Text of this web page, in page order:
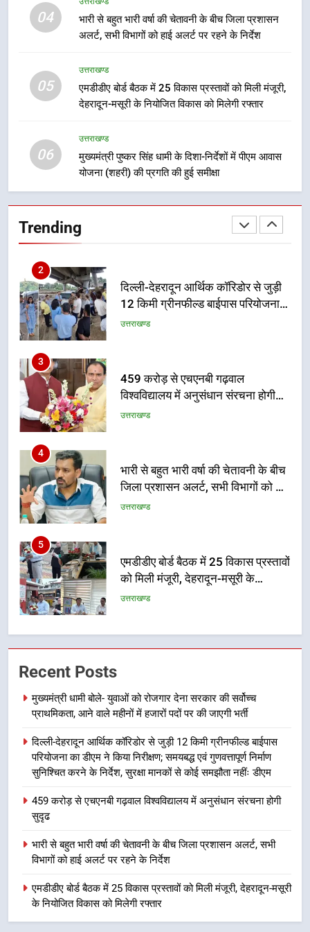
04
भारी से बहुत भारी वर्षा की चेतावनी के बीच जिला प्रशासन
अलर्ट, सभी विभागों को हाई अलर्ट पर रहने के निर्देश
05
उत्तराखण्ड
एमडीडीए बोर्ड बैठक में 25 विकास प्रस्तावों को मिली मंजूरी,
देहरादून-मसूरी के नियोजित विकास को मिलेगी रफ्तार
06
उत्तराखण्ड
मुख्यमंत्री पुष्कर सिंह धामी के दिशा-निर्देशों में पीएम आवास
योजना (शहरी) की प्रगति की हुई समीक्षा
Trending
गिरफ्तार
उत्तराखण्ड
भारी बारिश का अलर्ट! 6 अगस्त को
देहरादून में स्कूल बंद
1
मुख्यमंत्री धामी बोले- युवाओं को रोजगार
देना सरकार की सर्वोच्च प्राथमिकता, आने
वाले महीनों में हजारों पदों पर की जाएगी
12 किमी ग्रीनफील्ड बाईपास परियोजना
का डीएम ने किया निरीक्षण; समयबद्ध एवं
उत्तराखण्ड
3
विश्वविद्यालय में अनुसंधान संरचना होगी
सुदृढ
उत्तराखण्ड
4
जिला प्रशासन अलर्ट, सभी विभागों को हाई
अलर्ट पर रहने के निर्देश
उत्तराखण्ड
5
को मिली मंजूरी, देहरादून-मसूरी के
नियोजित विकास को मिलेगी रफ्तार
उत्तराखण्ड
6
मुख्यमंत्री पुष्कर सिंह धामी के दिशा-निर्देशों
में पीएम आवास योजना (शहरी) की प्रगति
7
अभियुक्त को दून पुलिस ने हरिद्वार से किया
गिरफ्तार
उत्तराखण्ड
8
उत्तराखण्ड
1
मुख्यमंत्री धामी बोले- युवाओं को रोजगार
देना सरकार की सर्वोच्च प्राथमिकता, आने
Recent Posts
मुख्यमंत्री धामी बोले- युवाओं को रोजगार देना सरकार की सर्वोच्च
प्राथमिकता, आने वाले महीनों में हजारों पदों पर की जाएगी भर्ती
दिल्ली-देहरादून आर्थिक कॉरिडोर से जुड़ी 12 किमी ग्रीनफील्ड बाईपास
परियोजना का डीएम ने किया निरीक्षण; समयबद्ध एवं गुणवत्तापूर्ण निर्माण
सुनिश्चित करने के निर्देश, सुरक्षा मानकों से कोई समझौता नहींः डीएम
459 करोड़ से एचएनबी गढ़वाल विश्वविद्यालय में अनुसंधान संरचना होगी
सुदृढ
भारी से बहुत भारी वर्षा की चेतावनी के बीच जिला प्रशासन अलर्ट, सभी
विभागों को हाई अलर्ट पर रहने के निर्देश
एमडीडीए बोर्ड बैठक में 25 विकास प्रस्तावों को मिली मंजूरी, देहरादून-मसूरी
के नियोजित विकास को मिलेगी रफ्तार